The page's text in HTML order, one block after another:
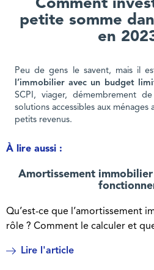
Comment
petite somme
en
Peu de gens le savent, mais il
l’immobilier avec un budget
SCPI, viager, démembrement
solutions accessibles aux ménages
petits revenus.
À lire aussi :
Amortissement
Qu’est-ce que l’amortissement
rôle ? Comment le calculer et
Lire l'article